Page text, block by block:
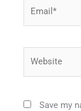
Save my